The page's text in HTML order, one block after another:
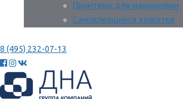
Принтеры для маркировки
Самоклеящиеся этикетки
8 (495) 232-07-13